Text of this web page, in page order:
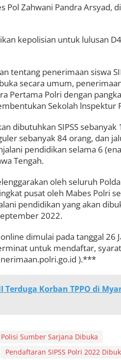
Pol Zahwani Pandra Arsyad,
kepolisian untuk lulusan
tentang penerimaan siswa
secara umum,
Pertama Polri dengan
Sekolah lnspektur
dibutuhkan SIPSS sebanyak
sebanyak 84 orang, dan
pendidikan selama 6
Tengah.
oleh seluruh
pusat oleh Mabes Polri
pendidikan yang akan
2022.
dimulai pada tanggal 26
untuk mendaftar,
).***
Terduga Korban TPPO di
Sumber Sarjana Dibuka
Pendaftaran SIPSS Polri 2022